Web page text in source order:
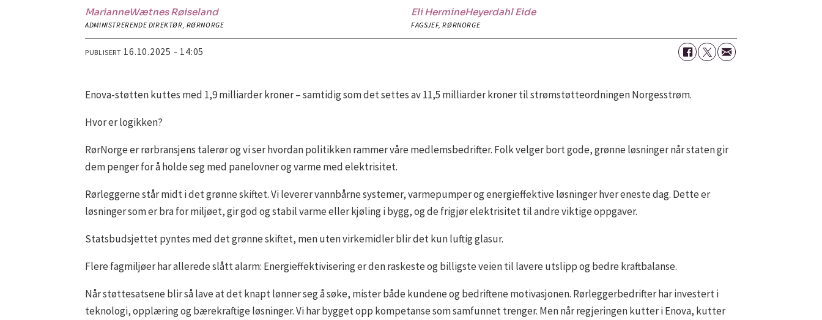
MarianneWætnes Røiseland
ADMINISTRERENDE DIREKTØR, RØRNORGE
Eli HermineHeyerdahl Eide
FAGSJEF, RØRNORGE
PUBLISERT 16.10.2025 - 14:05
Enova-støtten kuttes med 1,9 milliarder kroner – samtidig som det settes av 11,5 milliarder kroner til strømstøtteordningen Norgesstrøm.
Hvor er logikken?
RørNorge er rørbransjens talerør og vi ser hvordan politikken rammer våre medlemsbedrifter. Folk velger bort gode, grønne løsninger når staten gir
dem penger for å holde seg med panelovner og varme med elektrisitet.
Rørleggerne står midt i det grønne skiftet. Vi leverer vannbårne systemer, varmepumper og energieffektive løsninger hver eneste dag. Dette er
løsninger som er bra for miljøet, gir god og stabil varme eller kjøling i bygg, og de frigjør elektrisitet til andre viktige oppgaver.
Statsbudsjettet pyntes med det grønne skiftet, men uten virkemidler blir det kun luftig glasur.
Flere fagmiljøer har allerede slått alarm: Energieffektivisering er den raskeste og billigste veien til lavere utslipp og bedre kraftbalanse.
Når støttesatsene blir så lave at det knapt lønner seg å søke, mister både kundene og bedriftene motivasjonen. Rørleggerbedrifter har investert i
teknologi, opplæring og bærekraftige løsninger. Vi har bygget opp kompetanse som samfunnet trenger. Men når regjeringen kutter i Enova, kutter